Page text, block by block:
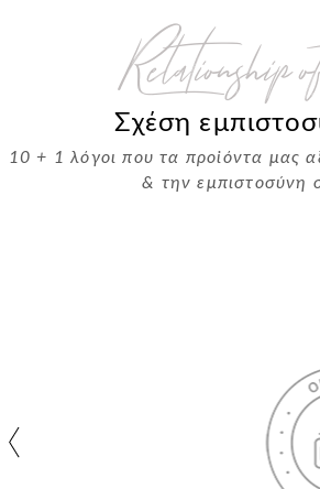
Relationship
Σχέση
10 + 1 λόγοι που τα προϊόντα μας
& την εμπιστοσύνη